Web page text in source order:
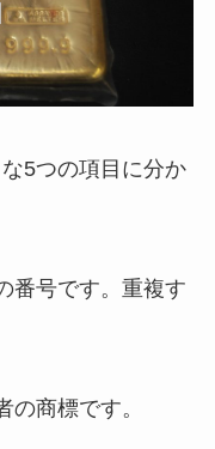
5つの項目に分か
番号です。重複す
商標です。